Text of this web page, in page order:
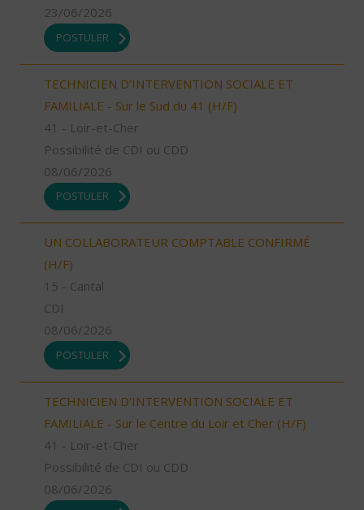
23/06/2026
POSTULER
TECHNICIEN D’INTERVENTION SOCIALE ET
FAMILIALE - Sur le Sud du 41 (H/F)
41 - Loir-et-Cher
Possibilité de CDI ou CDD
08/06/2026
POSTULER
UN COLLABORATEUR COMPTABLE CONFIRMÉ
(H/F)
15 - Cantal
CDI
08/06/2026
POSTULER
TECHNICIEN D’INTERVENTION SOCIALE ET
FAMILIALE - Sur le Centre du Loir et Cher (H/F)
41 - Loir-et-Cher
Possibilité de CDI ou CDD
08/06/2026